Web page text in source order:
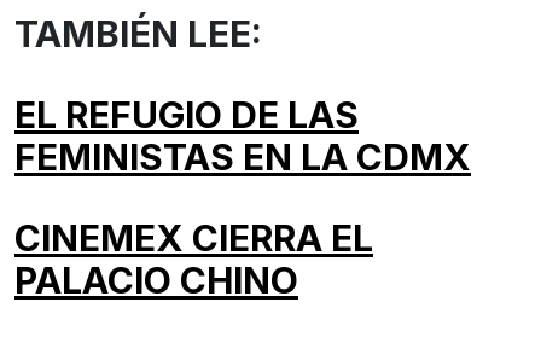
TAMBIÉN LEE:
EL REFUGIO DE LAS
FEMINISTAS EN LA CDMX
CINEMEX CIERRA EL
PALACIO CHINO